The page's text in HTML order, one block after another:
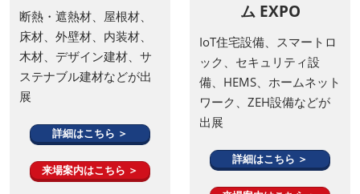
断熱・遮熱材、屋根材、
床材、外壁材、内装材、
木材、デザイン建材、サ
ステナブル建材などが出
展
詳細はこちら ＞
来場案内はこちら ＞
ム EXPO
IoT住宅設備、スマートロ
ック、セキュリティ設
備、HEMS、ホームネット
ワーク、ZEH設備などが
出展
詳細はこちら ＞